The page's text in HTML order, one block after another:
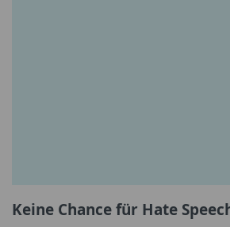
Keine Chance für Hate